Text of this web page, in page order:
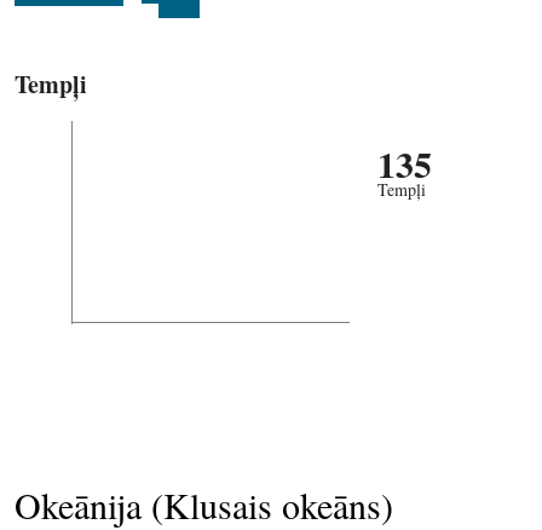
Tempļi
135
Tempļi
Okeānija (Klusais okeāns)